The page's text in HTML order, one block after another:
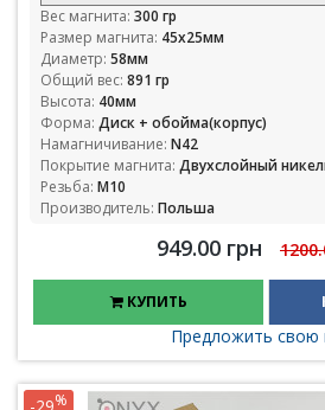
Вес магнита: 300 гр
Размер магнита: 45х25мм
Диаметр: 58мм
Общий вес: 891 гр
Высота: 40мм
Форма: Диск + обойма(корпус)
Намагничивание: N42
Покрытие магнита: Двухслойный
Резьба: М10
Производитель: Польша
949.00 грн
КУПИТЬ
Предложить свою
-29%